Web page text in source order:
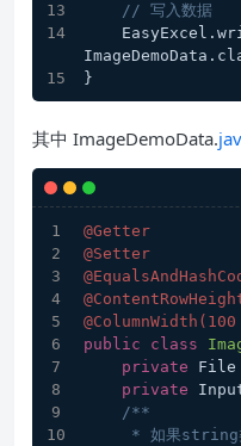
// 写入数据
}
其中 ImageDemoData.
@Getter
@Setter
public
class
private
private
/**